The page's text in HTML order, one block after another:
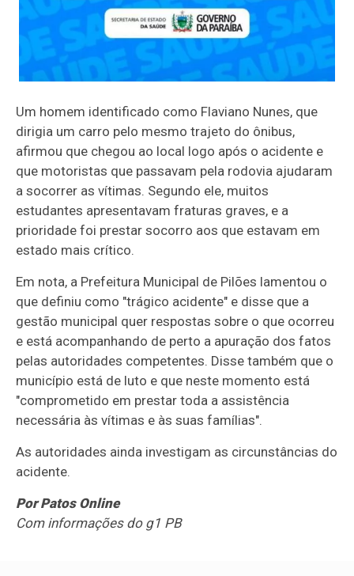
Um homem identificado como Flaviano Nunes, que
dirigia um carro pelo mesmo trajeto do ônibus,
afirmou que chegou ao local logo após o acidente e
que motoristas que passavam pela rodovia ajudaram
a socorrer as vítimas. Segundo ele, muitos
estudantes apresentavam fraturas graves, e a
prioridade foi prestar socorro aos que estavam em
estado mais crítico.
Em nota, a Prefeitura Municipal de Pilões lamentou o
que definiu como "trágico acidente" e disse que a
gestão municipal quer respostas sobre o que ocorreu
e está acompanhando de perto a apuração dos fatos
pelas autoridades competentes. Disse também que o
município está de luto e que neste momento está
"comprometido em prestar toda a assistência
necessária às vítimas e às suas famílias".
As autoridades ainda investigam as circunstâncias do
acidente.
Por Patos Online
Com informações do g1 PB